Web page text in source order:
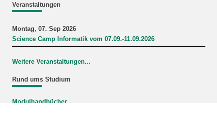
Veranstaltungen
Montag, 07. Sep 2026
Science Camp Informatik vom 07.09.-11.09.2026
Weitere Veranstaltungen...
Rund ums Studium
Modulhandbücher